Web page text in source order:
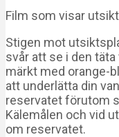
Film som visar
Stigen mot
svår att se i den
märkt med orange-
att underlätta din
reservatet förutom
Kälemålen och vid
om reservatet.